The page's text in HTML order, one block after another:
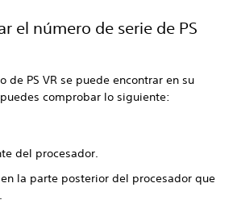
el número de serie de PS
de PS VR se puede encontrar en su
comprobar lo siguiente:
del procesador.
la parte posterior del procesador que